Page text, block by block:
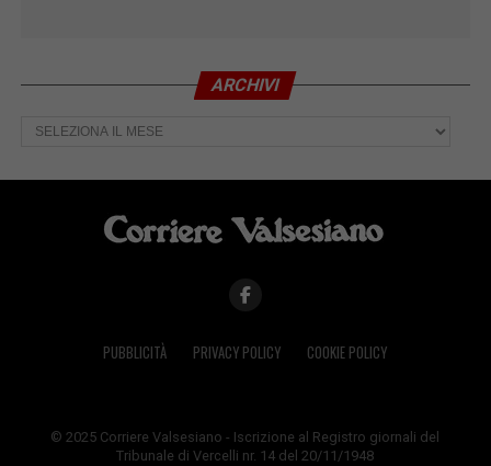
ARCHIVI
Archivi
PUBBLICITÀ PRIVACY POLICY COOKIE POLICY
© 2025 Corriere Valsesiano - Iscrizione al Registro giornali del
Tribunale di Vercelli nr. 14 del 20/11/1948